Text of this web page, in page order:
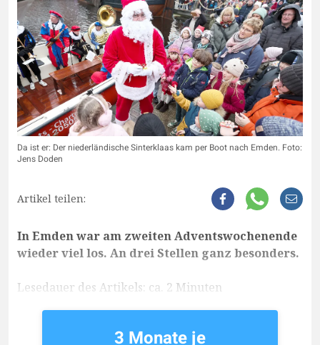
Da ist er: Der niederländische Sinterklaas kam per Boot nach Emden. Foto:
Jens Doden
Artikel teilen:
In Emden war am zweiten Adventswochenende
wieder viel los. An drei Stellen ganz besonders.
Lesedauer des Artikels: ca. 2 Minuten
3 Monate je